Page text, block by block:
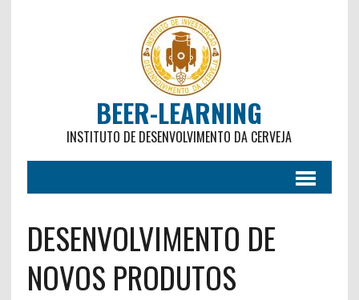
BEER-LEARNING
INSTITUTO DE DESENVOLVIMENTO DA CERVEJA
DESENVOLVIMENTO DE
NOVOS PRODUTOS